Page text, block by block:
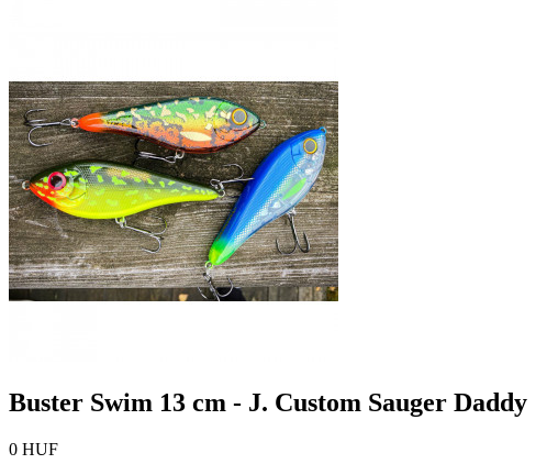
Buster Swim 13 cm - J. Custom Sauger Daddy
0 HUF